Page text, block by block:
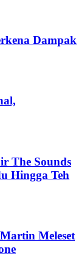
Dampak
The Sounds
Hingga Teh
Meleset